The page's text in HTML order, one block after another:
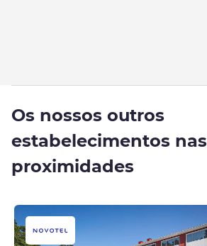
Os nossos outros
estabelecimentos nas
proximidades